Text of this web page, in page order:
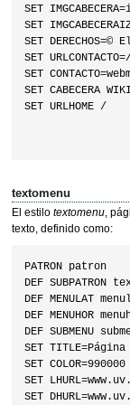
SET
SET
SET
SET
SET
SET CABECERA
SET URLHOME /
textomenu
El estilo textomenu,
texto, definido como:
PATRON patron
DEF SUBPATRON
DEF MENULAT
DEF MENUHOR
DEF SUBMENU
SET
SET COLOR=990000
SET
SET